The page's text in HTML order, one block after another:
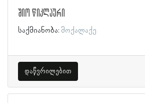
შიო წიკლაური
საქმიანობა: მოქალაქე
დაწვრილებით